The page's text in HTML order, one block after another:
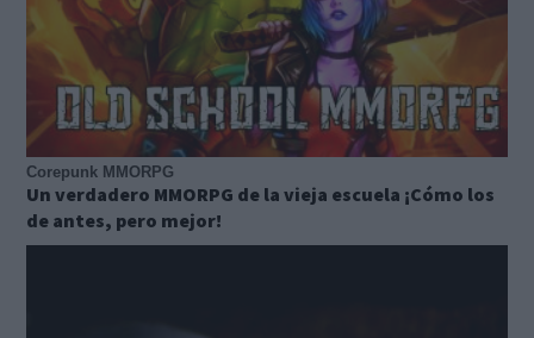
Corepunk MMORPG
Un verdadero MMORPG de la vieja escuela ¡Cómo los
de antes, pero mejor!